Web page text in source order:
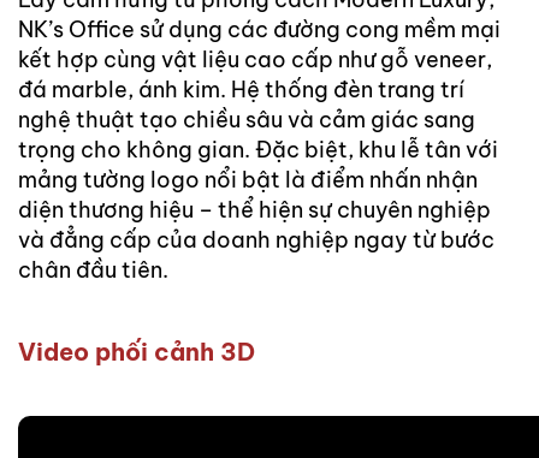
NK’s Office sử dụng các đường cong mềm mại
kết hợp cùng vật liệu cao cấp như gỗ veneer,
đá marble, ánh kim. Hệ thống đèn trang trí
nghệ thuật tạo chiều sâu và cảm giác sang
trọng cho không gian. Đặc biệt, khu lễ tân với
mảng tường logo nổi bật là điểm nhấn nhận
diện thương hiệu – thể hiện sự chuyên nghiệp
và đẳng cấp của doanh nghiệp ngay từ bước
chân đầu tiên.
Video phối cảnh 3D